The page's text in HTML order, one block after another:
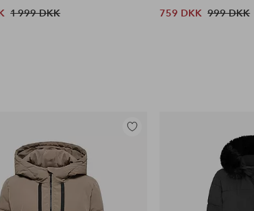
1 999 DKK
759 DKK 999 DKK
Tilføj